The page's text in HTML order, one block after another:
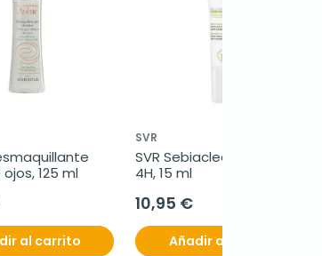
125 ml
al carrito
SVR
SVR Sebiaclear Gel Flash
4H, 15 ml
10,95 €
Añadir al carrito